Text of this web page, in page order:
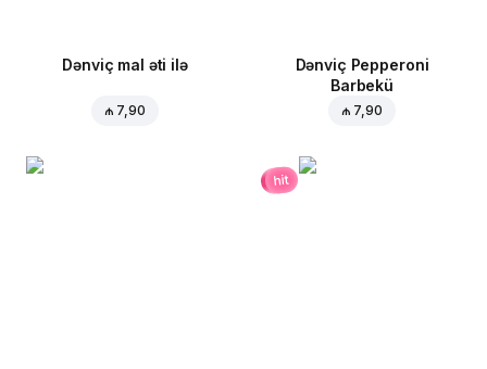
Dənviç mal əti ilə
₼ 7,90
Dənviç Pepperoni
Barbekü
₼ 7,90
hit